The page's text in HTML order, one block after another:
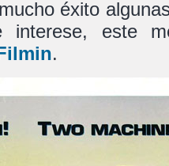
éxito
interese, este
.